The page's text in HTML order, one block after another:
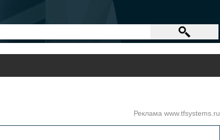
Реклама www.tfsystems.ru